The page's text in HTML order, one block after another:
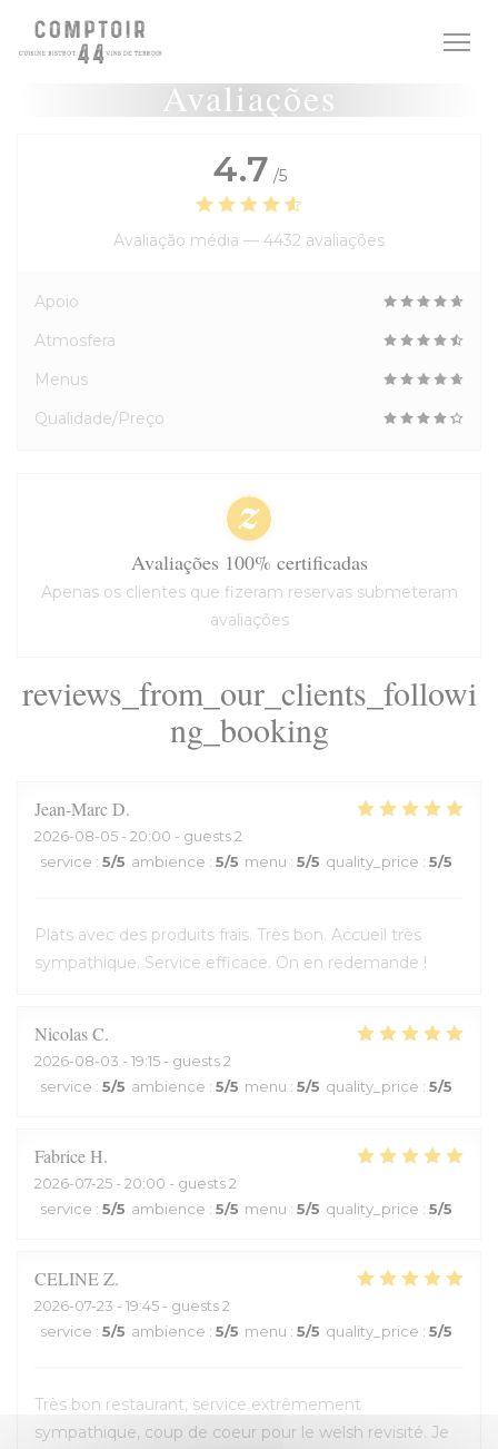
Painel de Gerenciamento de Cookies
Avaliações
reviews_from_our_clients_followi
ng_booking
Jean-MarcD
2026-08-05 - 20:00 - guests 2
service : 5/5 ambience : 5/5 menu : 5/5 quality_price : 5/5
Plats avec des produits frais. Très bon. Accueil très
sympathique. Service efficace. On en redemande !
NicolasC
2026-08-03 - 19:15 - guests 2
service : 5/5 ambience : 5/5 menu : 5/5 quality_price : 5/5
FabriceH
2026-07-25 - 20:00 - guests 2
service : 5/5 ambience : 5/5 menu : 5/5 quality_price : 5/5
CELINEZ
2026-07-23 - 19:45 - guests 2
service : 5/5 ambience : 5/5 menu : 5/5 quality_price : 5/5
Très bon restaurant, service extrêmement
sympathique, coup de coeur pour le welsh revisité. Je
4.7 /5
Avaliação média — 4432 avaliações
Apoio
Atmosfera
Menus
Qualidade/Preço
Avaliações 100% certificadas
Apenas os clientes que fizeram reservas submeteram
avaliações